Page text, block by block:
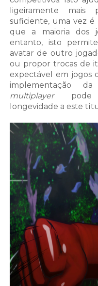
ligeiramente mais
suficiente, uma vez é
que a maioria dos
entanto, isto
avatar de outro
ou propor trocas de
expectável em jogos
implementação
multiplayerpode
longevidade a este